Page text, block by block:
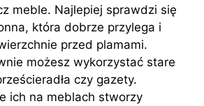
meble. Najlepiej sprawdzi się
która dobrze przylega i
przed plamami.
możesz wykorzystać stare
czy gazety.
ich na meblach stworzy